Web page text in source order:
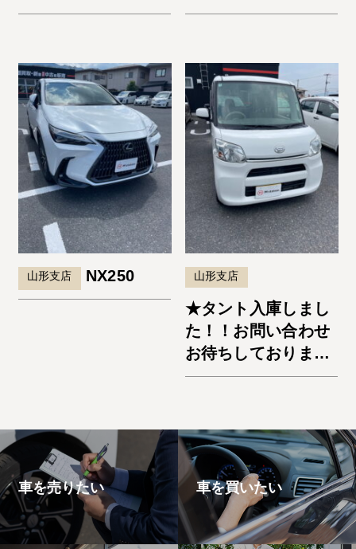
山形支店 NX250 山形支店
★タント入庫しまし
た！！お問い合わせ
お待ちしておりま
す。★
車を売りたい 車を買いたい